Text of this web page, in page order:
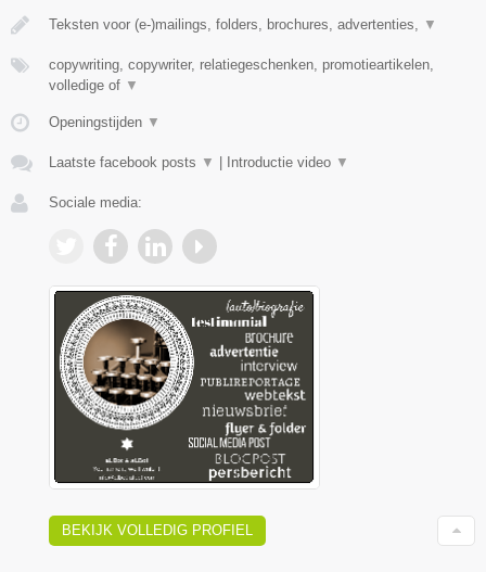
Teksten voor (e-)mailings, folders, brochures, advertenties, ▼
copywriting, copywriter, relatiegeschenken, promotieartikelen,
volledige of ▼
Openingstijden ▼
Laatste facebook posts ▼ Introductie video ▼
Sociale media:
BEKIJK VOLLEDIG PROFIEL